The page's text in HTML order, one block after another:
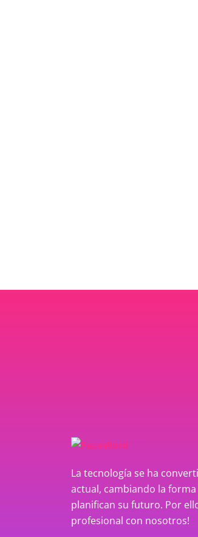
La tecnología se ha
actual, cambiando la
planifican su futuro. Por
profesional con nosotros!